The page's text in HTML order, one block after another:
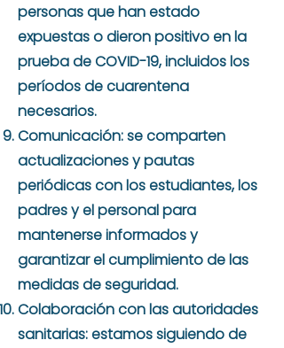
personas que han estado
expuestas o dieron positivo en la
prueba de COVID-19, incluidos los
períodos de cuarentena
necesarios.
Comunicación: se comparten
actualizaciones y pautas
periódicas con los estudiantes, los
padres y el personal para
mantenerse informados y
garantizar el cumplimiento de las
medidas de seguridad.
Colaboración con las autoridades
sanitarias: estamos siguiendo de